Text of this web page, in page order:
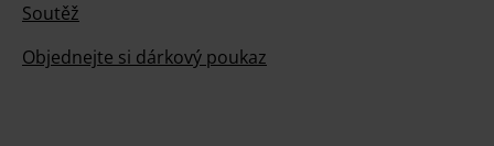
Soutěž
Objednejte si dárkový poukaz